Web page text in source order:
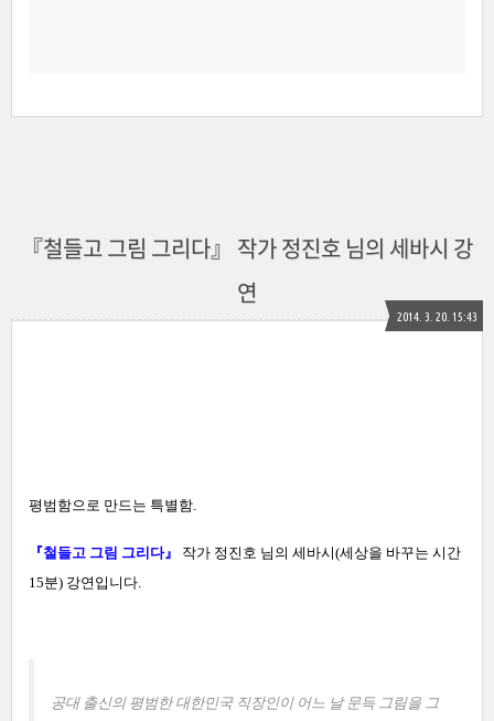
『철들고 그림 그리다』 작가 정진호 님의 세바시 강
연
2014. 3. 20. 15:43
평범함으로 만드는 특별함.
『철들고 그림 그리다』 작가 정진호 님의 세바시(세상을 바꾸는 시간
15분) 강연입니다.
공대 출신의 평범한 대한민국 직장인이 어느 날 문득 그림을 그